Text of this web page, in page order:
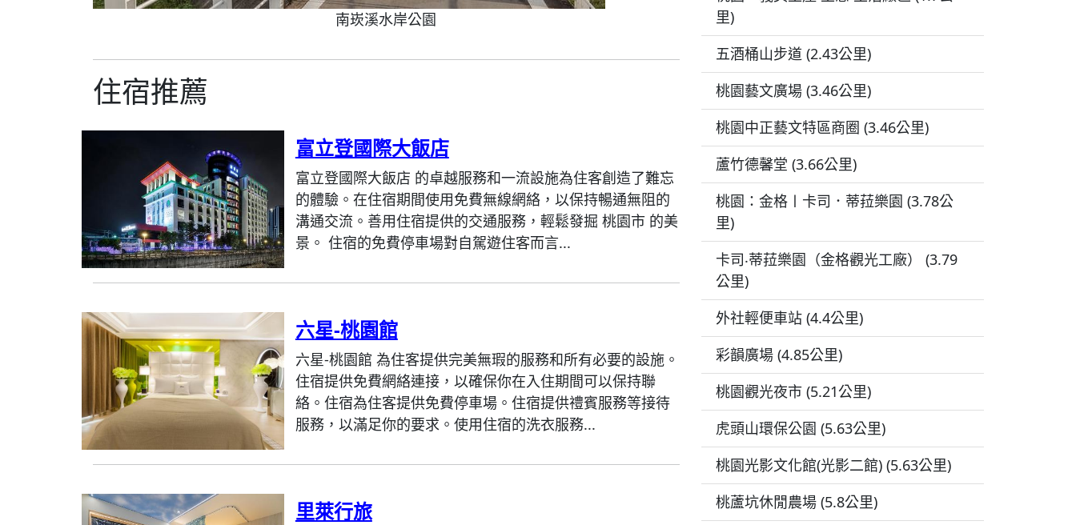
南崁溪水岸公園
住宿推薦
富立登國際大飯店
富立登國際大飯店 的卓越服務和一流設施為住客創造了難忘
的體驗。在住宿期間使用免費無線網絡，以保持暢通無阻的
溝通交流。善用住宿提供的交通服務，輕鬆發掘 桃園市 的美
景。 住宿的免費停車場對自駕遊住客而言...
六星-桃園館
六星-桃園館 為住客提供完美無瑕的服務和所有必要的設施。
住宿提供免費網絡連接，以確保你在入住期間可以保持聯
絡。住宿為住客提供免費停車場。住宿提供禮賓服務等接待
服務，以滿足你的要求。使用住宿的洗衣服務...
里萊行旅
里)
五酒桶山步道 (2.43公里)
桃園藝文廣場 (3.46公里)
桃園中正藝文特區商圈 (3.46公里)
蘆竹德馨堂 (3.66公里)
桃園：金格〡卡司．蒂菈樂園 (3.78公
里)
卡司‧蒂菈樂園（金格觀光工廠） (3.79
公里)
外社輕便車站 (4.4公里)
彩韻廣場 (4.85公里)
桃園觀光夜市 (5.21公里)
虎頭山環保公園 (5.63公里)
桃園光影文化館(光影二館) (5.63公里)
桃蘆坑休閒農場 (5.8公里)